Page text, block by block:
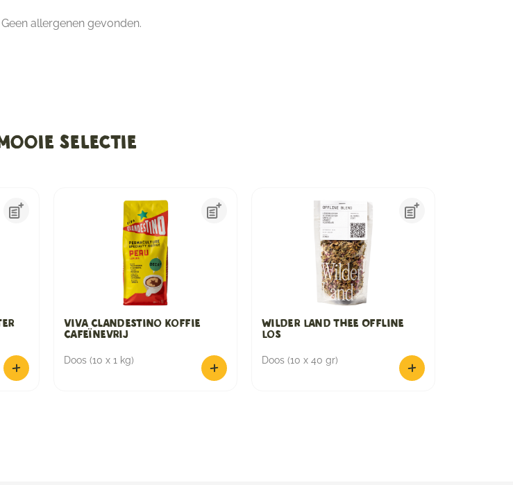
Geen allergenen gevonden.
selectie
Viva Clandestino Koffie
Cafeïnevrij
Doos (10 x 1 kg)
Wilder Land Thee Offline
Los
Doos (10 x 40 gr)